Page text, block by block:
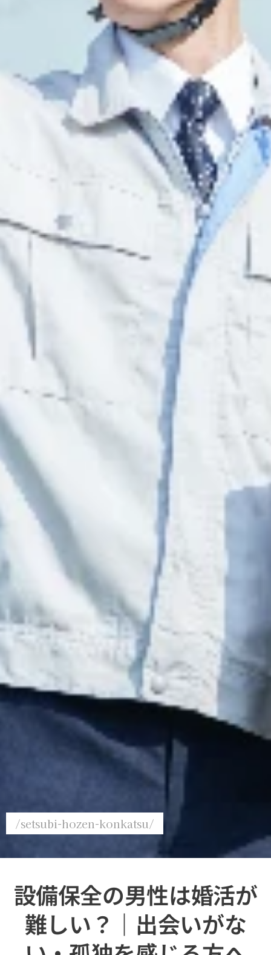
/setsubi-hozen-konkatsu/
設備保全の男性は婚活が
難しい？｜出会いがな